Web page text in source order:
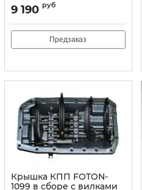
9 190 руб
Предзаказ
Крышка КПП FOTON-
1099 в сборе с вилками